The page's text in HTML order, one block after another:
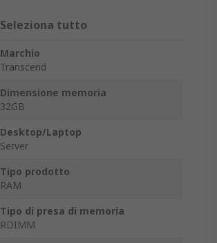
Seleziona tutto
Marchio
Transcend
Dimensione memoria
32GB
Desktop/Laptop
Server
Tipo prodotto
RAM
Tipo di presa di memoria
RDIMM